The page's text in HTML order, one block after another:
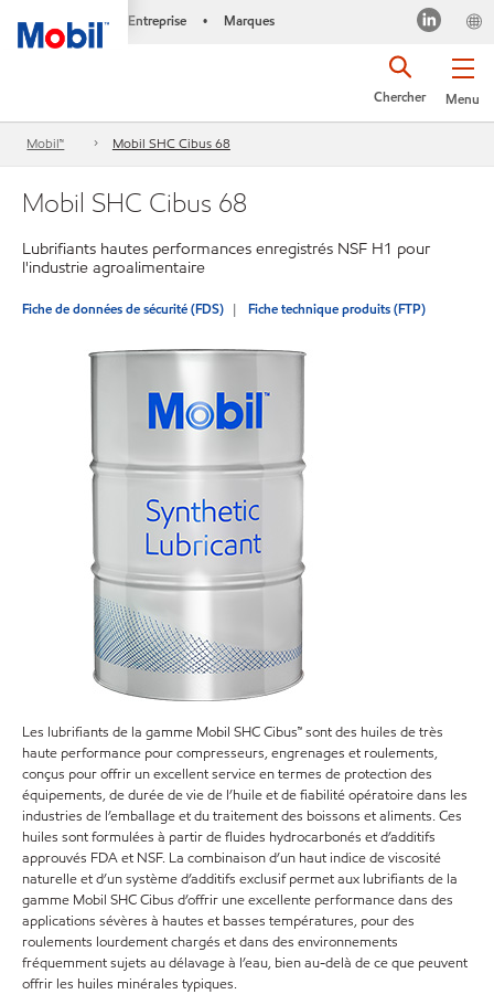
Entreprise • Marques
Menu
Chercher
Mobil™ Mobil SHC Cibus 68
Mobil SHC Cibus 68
Lubrifiants hautes performances enregistrés NSF H1 pour
l'industrie agroalimentaire
Fiche de données de sécurité (FDS) Fiche technique produits (FTP)
Les lubrifiants de la gamme Mobil SHC Cibus™ sont des huiles de très
haute performance pour compresseurs, engrenages et roulements,
conçus pour offrir un excellent service en termes de protection des
équipements, de durée de vie de l’huile et de fiabilité opératoire dans les
industries de l’emballage et du traitement des boissons et aliments. Ces
huiles sont formulées à partir de fluides hydrocarbonés et d’additifs
approuvés FDA et NSF. La combinaison d’un haut indice de viscosité
naturelle et d’un système d’additifs exclusif permet aux lubrifiants de la
gamme Mobil SHC Cibus d’offrir une excellente performance dans des
applications sévères à hautes et basses températures, pour des
roulements lourdement chargés et dans des environnements
fréquemment sujets au délavage à l’eau, bien au-delà de ce que peuvent
offrir les huiles minérales typiques.